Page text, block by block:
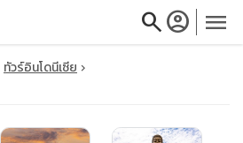
searchaccount_circle menu
ทัวร์อินโดนีเซีย